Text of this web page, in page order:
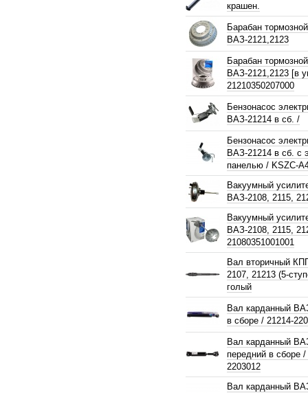
крашен.
Барабан тормозной
ВАЗ-2121,2123
Барабан тормозной
ВАЗ-2121,2123 [в
21210350207000
Бензонасос
ВАЗ-21214 в сб. /
Бензонасос
ВАЗ-21214 в сб. с
панелью / KSZC-
Вакуумный
ВАЗ-2108, 2115,
Вакуумный
ВАЗ-2108, 2115,
21080351001001
Вал вторичный
2107, 21213 (5-
голый
Вал карданный
в сборе / 21214-
Вал карданный
передний в сборе /
2203012
Вал карданный